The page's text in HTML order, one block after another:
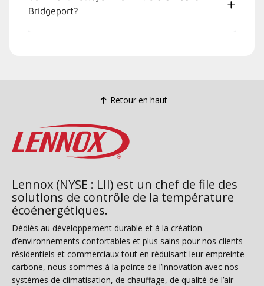
Bridgeport?
Retour en haut
Lennox (NYSE : LII) est un chef de file des
solutions de contrôle de la température
écoénergétiques.
Dédiés au développement durable et à la création
d’environnements confortables et plus sains pour nos clients
résidentiels et commerciaux tout en réduisant leur empreinte
carbone, nous sommes à la pointe de l’innovation avec nos
systèmes de climatisation, de chauffage, de qualité de l’air